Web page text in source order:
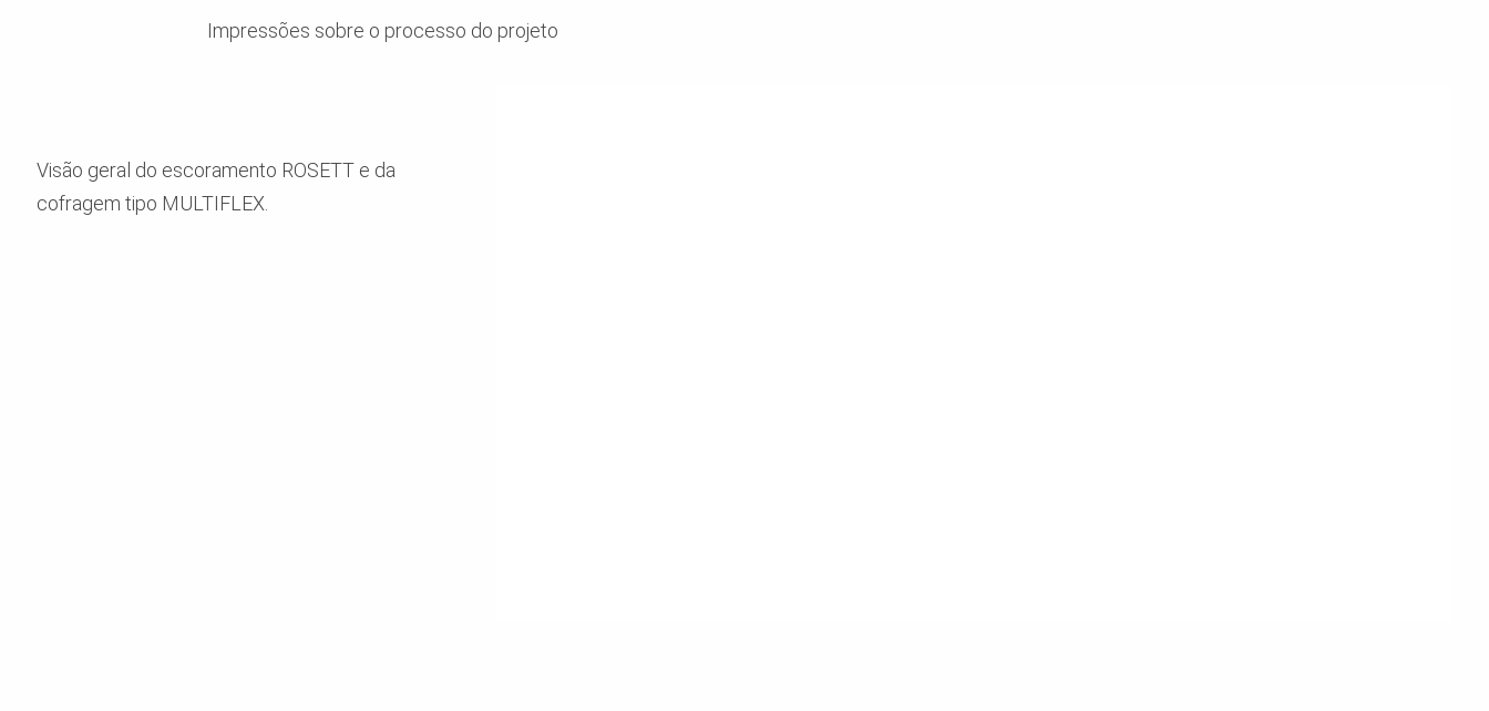
Impressões sobre o processo do projeto
Visão geral do escoramento ROSETT e da
cofragem tipo MULTIFLEX.